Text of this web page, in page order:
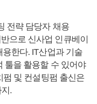
전략 담당자 채용
으로 신사업 인큐베이
한다. IT산업과 기술
툴을 활용할 수 있어야
펌 및 컨설팅펌 출신은
.